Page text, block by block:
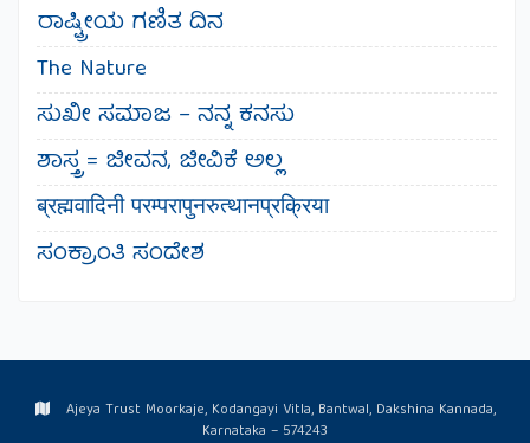
ರಾಷ್ಟ್ರೀಯ ಗಣಿತ ದಿನ
The Nature
ಸುಖೀ ಸಮಾಜ – ನನ್ನ ಕನಸು
ಶಾಸ್ತ್ರ = ಜೀವನ, ಜೀವಿಕೆ ಅಲ್ಲ
ब्रह्मवादिनी परम्परापुनरुत्थानप्रक्रिया
ಸಂಕ್ರಾಂತಿ ಸಂದೇಶ
Ajeya Trust Moorkaje, Kodangayi Vitla, Bantwal, Dakshina Kannada,
Karnataka – 574243